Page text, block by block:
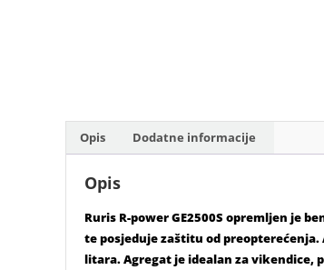
Opis Dodatne informacije
Opis
Ruris R-power GE2500S opremljen je
te posjeduje zaštitu od
litara. Agregat je idealan za vikendice,